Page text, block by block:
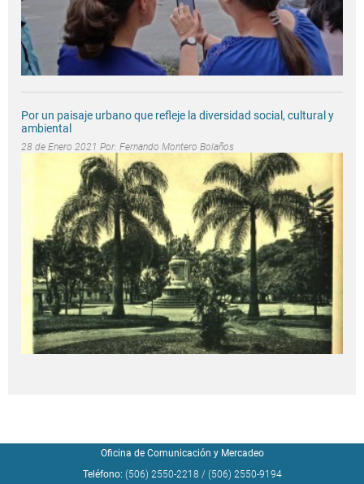
Por un paisaje urbano que refleje la diversidad social, cultural y
ambiental
28 de Enero 2021 Por: Fernando Montero Bolaños
Oficina de Comunicación y Mercadeo
Teléfono: (506) 2550-2218 / (506) 2550-9194